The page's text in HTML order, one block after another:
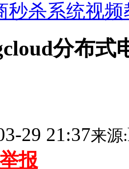
秒杀系统视频
分布式
29 21:37来源:
报